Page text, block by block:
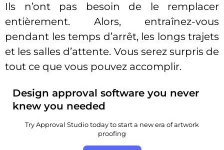
Ils n’ont pas besoin de le remplacer
entièrement. Alors, entraînez-vous
pendant les temps d’arrêt, les longs trajets
et les salles d’attente. Vous serez surpris de
tout ce que vous pouvez accomplir.
Design approval software you never
knew you needed
Try Approval Studio today to start a new era of artwork
proofing